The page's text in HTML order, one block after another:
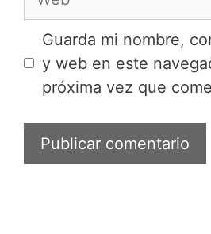
Guarda mi nombre,
y web en este
próxima vez que